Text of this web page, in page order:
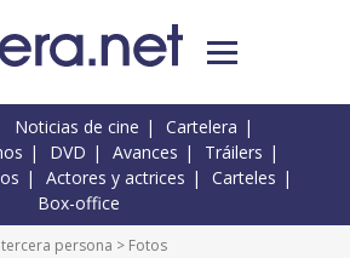
Noticias de cine
Cartelera
DVD Avances
Tráilers
Actores y actrices
Carteles
Box-office
tercera persona > Fotos